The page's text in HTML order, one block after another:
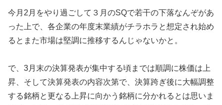
今月2月をやり過ごして３月のSQで若干の下落なんぞがあ
った上で、各企業の年度末業績がチラホラと想定され始め
るとまた市場は堅調に推移するんじゃないかと。
で、3月末の決算発表が集中する頃までは順調に株価は上
昇、そして決算発表の内容次第で、決算跨ぎ後に大幅調整
する銘柄と更なる上昇に向かう銘柄に分かれるとは思いま